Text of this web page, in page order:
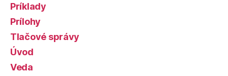
Príklady
Prílohy
Tlačové správy
Úvod
Veda